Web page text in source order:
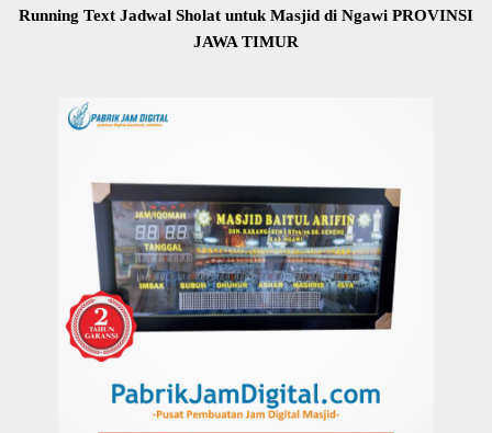
Running Text Jadwal Sholat untuk Masjid di Ngawi PROVINSI
JAWA TIMUR